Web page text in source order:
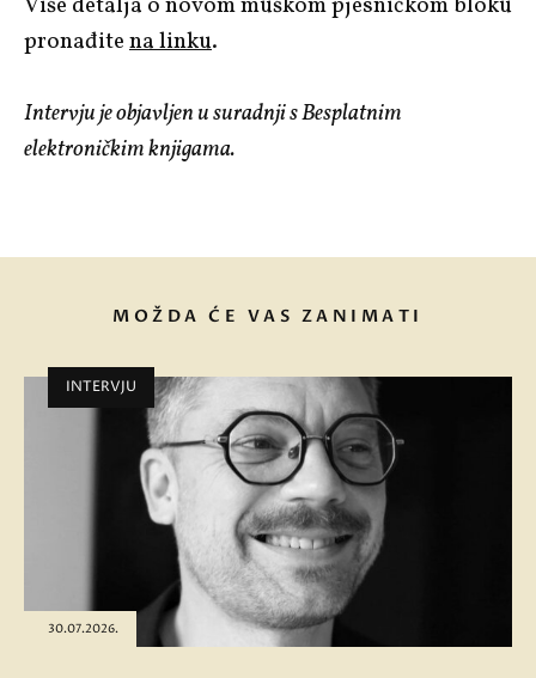
pronađitena linku.
Intervju je objavljen u suradnji s Besplatnim
elektroničkim knjigama.
MOŽDA ĆE VAS ZANIMATI
INTERVJU
30.07.2026.